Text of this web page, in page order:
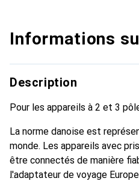
Informations
Description
Pour les appareils à 2 et 3
La norme danoise est
monde. Les appareils avec
être connectés de manière
l'adaptateur de voyage